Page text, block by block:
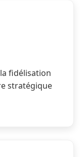
fidélisation
stratégique